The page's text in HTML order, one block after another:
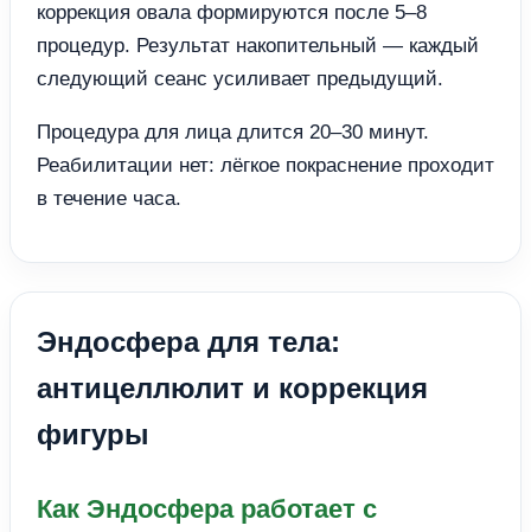
коррекция овала формируются после 5–8
процедур. Результат накопительный — каждый
следующий сеанс усиливает предыдущий.
Процедура для лица длится 20–30 минут.
Реабилитации нет: лёгкое покраснение проходит
в течение часа.
Эндосфера для тела:
антицеллюлит и коррекция
фигуры
Как Эндосфера работает с